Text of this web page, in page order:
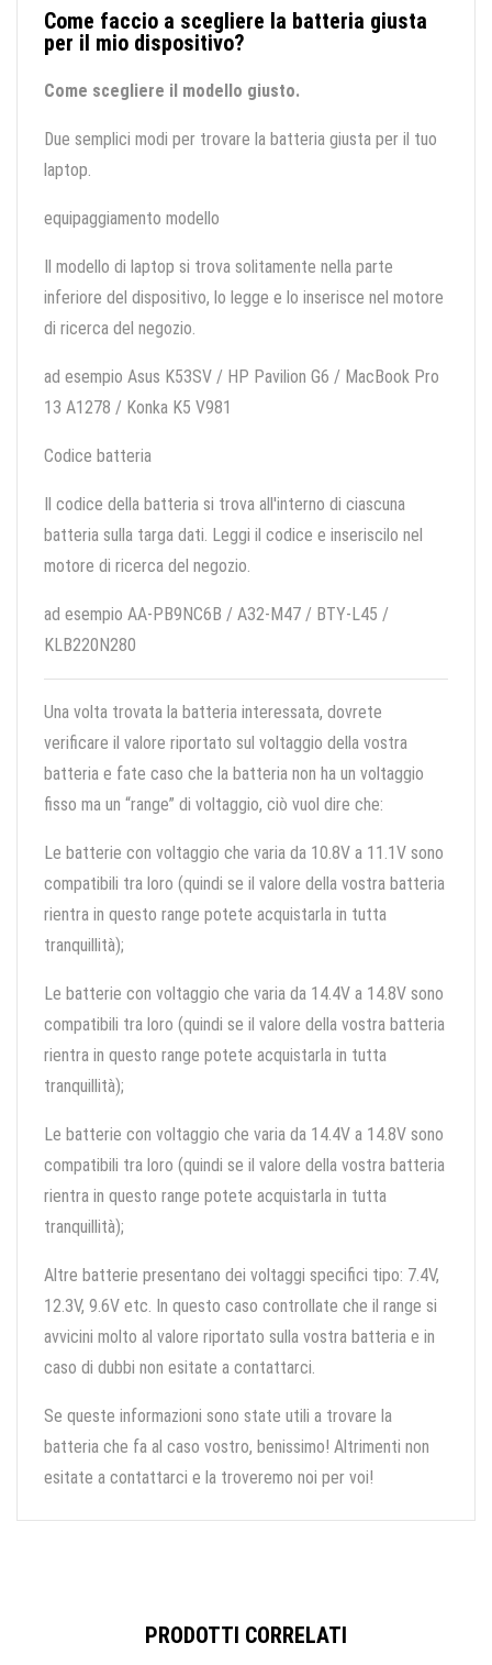
Come faccio a scegliere la batteria giusta
per il mio dispositivo?
Come scegliere il modello giusto.
Due semplici modi per trovare la batteria giusta per il tuo
laptop.
equipaggiamento modello
Il modello di laptop si trova solitamente nella parte
inferiore del dispositivo, lo legge e lo inserisce nel motore
di ricerca del negozio.
ad esempio Asus K53SV / HP Pavilion G6 / MacBook Pro
13 A1278 / Konka K5 V981
Codice batteria
Il codice della batteria si trova all'interno di ciascuna
batteria sulla targa dati. Leggi il codice e inseriscilo nel
motore di ricerca del negozio.
ad esempio AA-PB9NC6B / A32-M47 / BTY-L45 /
KLB220N280
Una volta trovata la batteria interessata, dovrete
verificare il valore riportato sul voltaggio della vostra
batteria e fate caso che la batteria non ha un voltaggio
fisso ma un “range” di voltaggio, ciò vuol dire che:
Le batterie con voltaggio che varia da 10.8V a 11.1V sono
compatibili tra loro (quindi se il valore della vostra batteria
rientra in questo range potete acquistarla in tutta
tranquillità);
Le batterie con voltaggio che varia da 14.4V a 14.8V sono
compatibili tra loro (quindi se il valore della vostra batteria
rientra in questo range potete acquistarla in tutta
tranquillità);
Le batterie con voltaggio che varia da 14.4V a 14.8V sono
compatibili tra loro (quindi se il valore della vostra batteria
rientra in questo range potete acquistarla in tutta
tranquillità);
Altre batterie presentano dei voltaggi specifici tipo: 7.4V,
12.3V, 9.6V etc. In questo caso controllate che il range si
avvicini molto al valore riportato sulla vostra batteria e in
caso di dubbi non esitate a contattarci.
Se queste informazioni sono state utili a trovare la
batteria che fa al caso vostro, benissimo! Altrimenti non
esitate a contattarci e la troveremo noi per voi!
PRODOTTI CORRELATI